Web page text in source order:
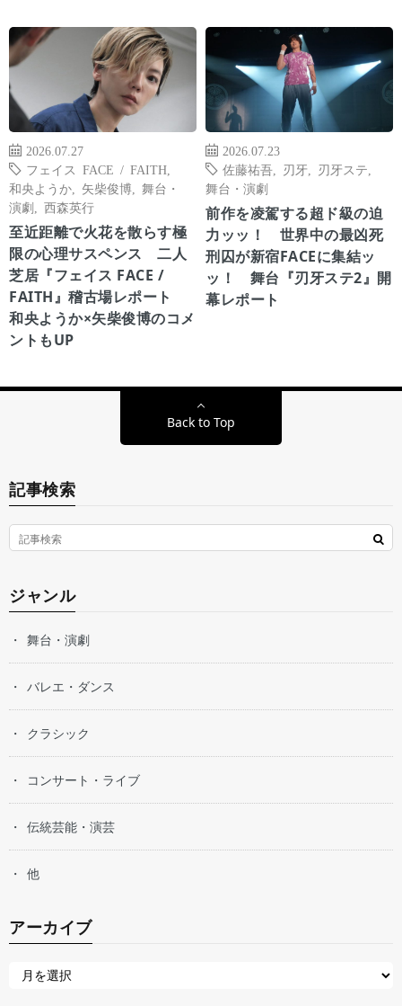
2026.07.27
フェイス FACE / FAITH
和央ようか
矢柴俊博
舞台・
演劇
西森英行
至近距離で火花を散らす極
限の心理サスペンス 二人
芝居『フェイス FACE /
FAITH』稽古場レポート
和央ようか×矢柴俊博のコメ
ントもUP
2026.07.23
佐藤祐吾
刃牙 刃牙ステ
舞台・演劇
前作を凌駕する超ド級の迫
力ッッ！ 世界中の最凶死
刑囚が新宿FACEに集結ッ
ッ！ 舞台『刃牙ステ2』開
幕レポート
Back to Top
記事検索
ジャンル
舞台・演劇
バレエ・ダンス
クラシック
コンサート・ライブ
伝統芸能・演芸
他
アーカイブ